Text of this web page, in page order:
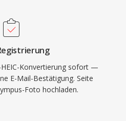
HEIC-Konvertierung sofort —
E-Mail-Bestätigung. Seite
Foto hochladen.